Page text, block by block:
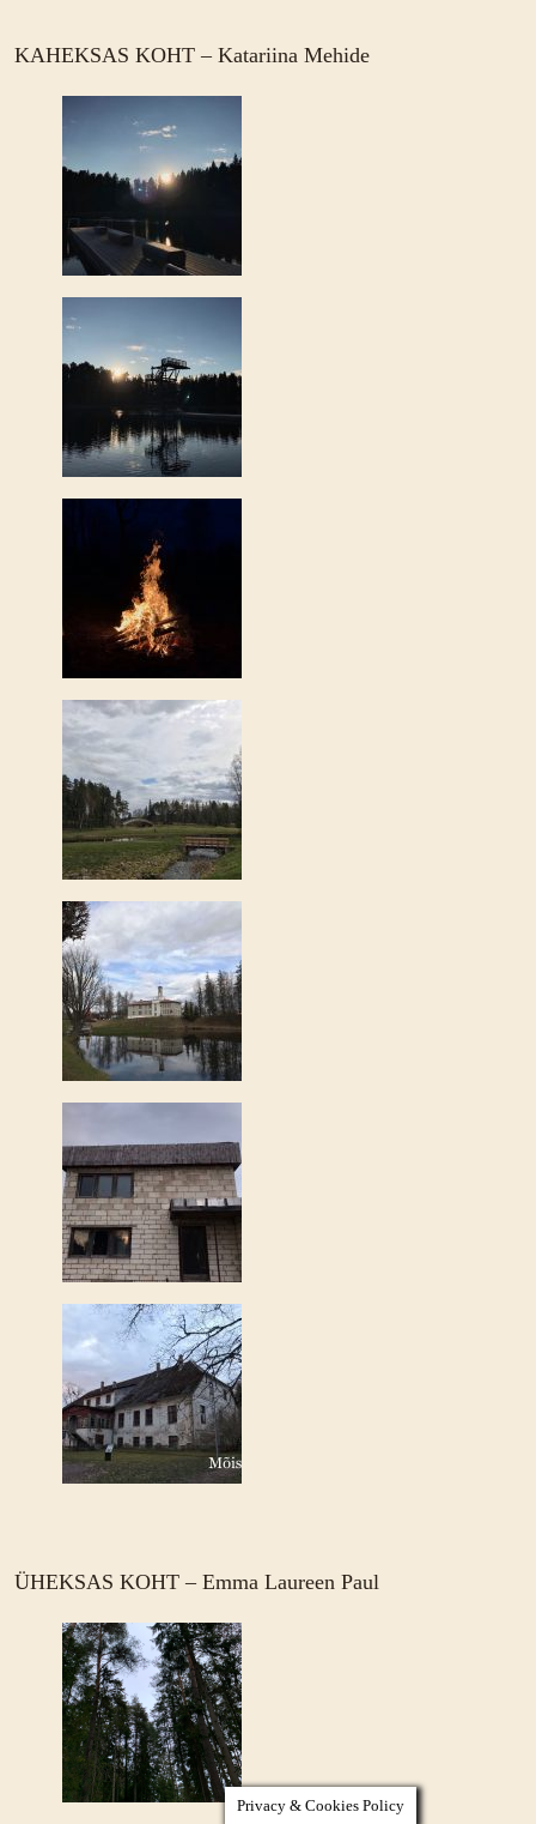
KAHEKSAS KOHT – Katariina Mehide
ÜHEKSAS KOHT – Emma Laureen Paul
Privacy & Cookies Policy